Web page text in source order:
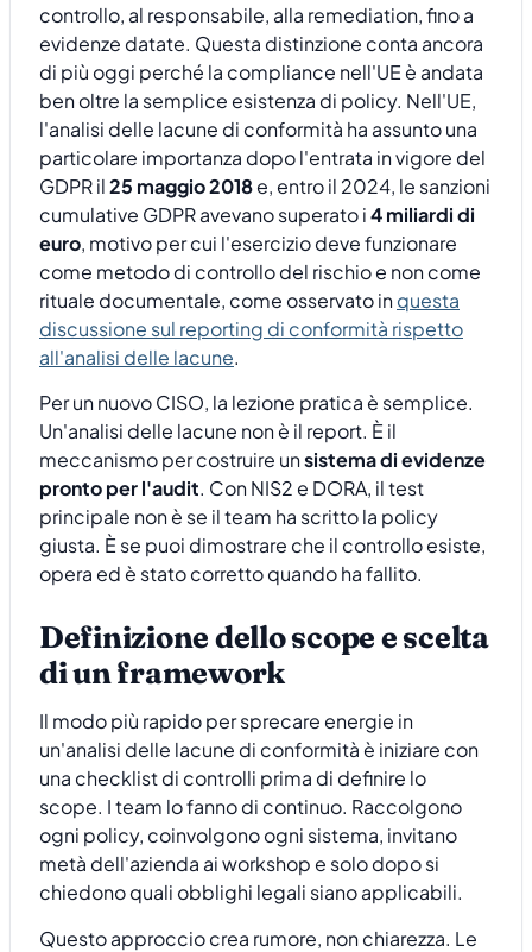
controllo, al responsabile, alla remediation, fino a
evidenze datate. Questa distinzione conta ancora
di più oggi perché la compliance nell'UE è andata
ben oltre la semplice esistenza di policy. Nell'UE,
l'analisi delle lacune di conformità ha assunto una
particolare importanza dopo l'entrata in vigore del
GDPR il25 maggio 2018e, entro il 2024, le sanzioni
cumulative GDPR avevano superato i4 miliardi di
euro, motivo per cui l'esercizio deve funzionare
come metodo di controllo del rischio e non come
rituale documentale, come osservato inquesta
discussione sul reporting di conformità rispetto
all'analisi delle lacune.
Per un nuovo CISO, la lezione pratica è semplice.
Un'analisi delle lacune non è il report. È il
meccanismo per costruire unsistema di evidenze
pronto per l'audit. Con NIS2 e DORA, il test
principale non è se il team ha scritto la policy
giusta. È se puoi dimostrare che il controllo esiste,
opera ed è stato corretto quando ha fallito.
Definizione dello scope e scelta
di un framework
Il modo più rapido per sprecare energie in
un'analisi delle lacune di conformità è iniziare con
una checklist di controlli prima di definire lo
scope. I team lo fanno di continuo. Raccolgono
ogni policy, coinvolgono ogni sistema, invitano
metà dell'azienda ai workshop e solo dopo si
chiedono quali obblighi legali siano applicabili.
Questo approccio crea rumore, non chiarezza. Le